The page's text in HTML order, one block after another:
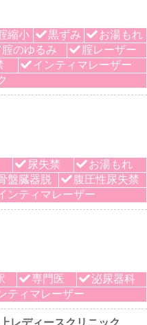
縮小 黒ずみ
お湯もれ
腟のゆるみ
腟レーザー
インティマレーザー
尿失禁
お湯もれ
盤臓器脱
腹圧性尿失禁
ンティマレーザー
専門医
泌尿器科
ティマレーザー
レディースクリニック